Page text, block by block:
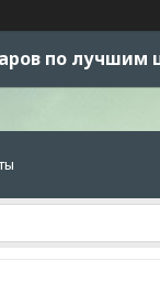
по лучшим